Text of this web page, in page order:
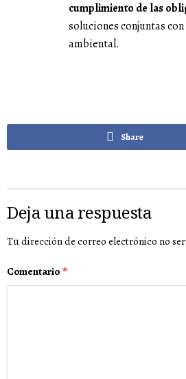
cumplimiento de las
soluciones conjuntas
ambiental.
Share
Deja una respuesta
Tu dirección de correo electrónico no
Comentario *